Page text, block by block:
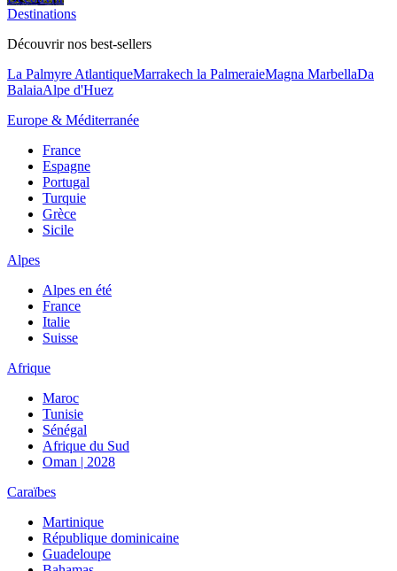
Destinations
Découvrir nos best-sellers
La Palmyre AtlantiqueMarrakech la PalmeraieMagna MarbellaDa
BalaiaAlpe d'Huez
Europe & Méditerranée
France
Espagne
Portugal
Turquie
Grèce
Sicile
Alpes
Alpes en été
France
Italie
Suisse
Afrique
Maroc
Tunisie
Sénégal
Afrique du Sud
Oman | 2028
Caraïbes
Martinique
République dominicaine
Guadeloupe